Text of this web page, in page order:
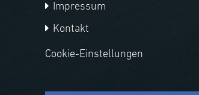
Impressum
Kontakt
Cookie-Einstellungen